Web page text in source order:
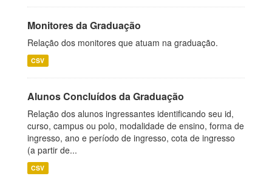
Monitores da Graduação
Relação dos monitores que atuam na graduação.
CSV
Alunos Concluídos da Graduação
Relação dos alunos ingressantes identificando seu id,
curso, campus ou polo, modalidade de ensino, forma de
ingresso, ano e período de ingresso, cota de ingresso
(a partir de...
CSV